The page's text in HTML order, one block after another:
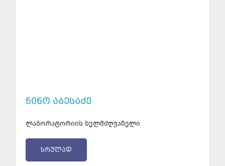
ᲜᲘᲜᲝ ᲐᲑᲔᲡᲐᲫᲔ
ლაბორატორიის ხელმძღვანელი
ᲡᲠᲣᲚᲐᲓ